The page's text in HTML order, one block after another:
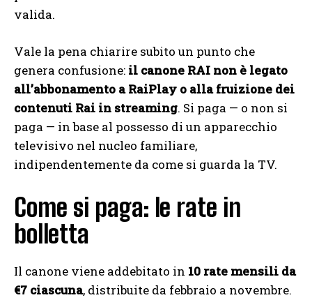
valida.
Vale la pena chiarire subito un punto che
genera confusione: il canone RAI non è legato
all’abbonamento a RaiPlay o alla fruizione dei
contenuti Rai in streaming. Si paga — o non si
paga — in base al possesso di un apparecchio
televisivo nel nucleo familiare,
indipendentemente da come si guarda la TV.
Come si paga: le rate in
bolletta
Il canone viene addebitato in 10 rate mensili da
€7 ciascuna, distribuite da febbraio a novembre.